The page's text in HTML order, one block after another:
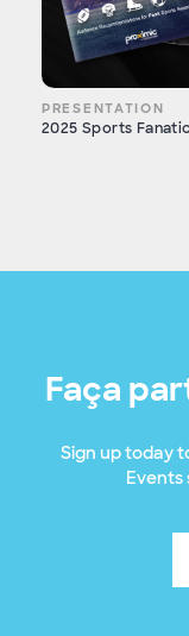
PRESENTATION
2025 Sports
Faça
Sign up today
Events